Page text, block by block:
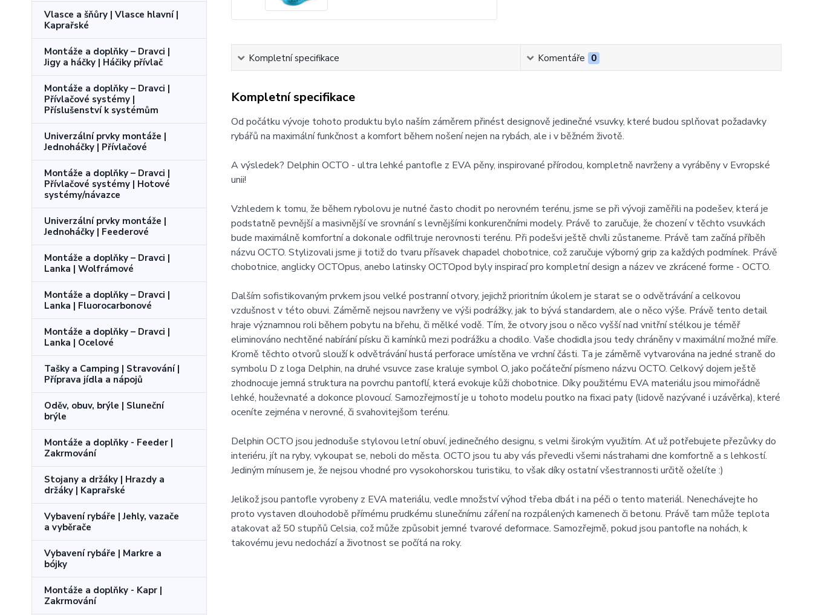
Vlasce a šňůry | Vlasce hlavní |
Kaprařské
Montáže a doplňky – Dravci |
Jigy a háčky | Háčiky přívlač
Montáže a doplňky – Dravci |
Přívlačové systémy |
Příslušenství k systémům
Univerzální prvky montáže |
Jednoháčky | Přívlačové
Montáže a doplňky – Dravci |
Přívlačové systémy | Hotové
systémy/návazce
Univerzální prvky montáže |
Jednoháčky | Feederové
Montáže a doplňky – Dravci |
Lanka | Wolfrámové
Montáže a doplňky – Dravci |
Lanka | Fluorocarbonové
Montáže a doplňky – Dravci |
Lanka | Ocelové
Tašky a Camping | Stravování |
Příprava jídla a nápojů
Oděv, obuv, brýle | Sluneční
brýle
Montáže a doplňky - Feeder |
Zakrmování
Stojany a držáky | Hrazdy a
držáky | Kaprařské
Vybavení rybáře | Jehly, vazače
a vyběrače
Vybavení rybáře | Markre a
bójky
Montáže a doplňky - Kapr |
Zakrmování
Kompletní specifikace Komentáře 0
Kompletní specifikace
Od počátku vývoje tohoto produktu bylo naším záměrem přinést designově jedinečné vsuvky, které budou splňovat požadavky
rybářů na maximální funkčnost a komfort během nošení nejen na rybách, ale i v běžném životě.
A výsledek? Delphin OCTO - ultra lehké pantofle z EVA pěny, inspirované přírodou, kompletně navrženy a vyráběny v Evropské
unii!
Vzhledem k tomu, že během rybolovu je nutné často chodit po nerovném terénu, jsme se při vývoji zaměřili na podešev, která je
podstatně pevnější a masivnější ve srovnání s levnějšími konkurenčními modely. Právě to zaručuje, že chození v těchto vsuvkách
bude maximálně komfortní a dokonale odfiltruje nerovnosti terénu. Při podešvi ještě chvíli zůstaneme. Právě tam začíná příběh
názvu OCTO. Stylizovali jsme ji totiž do tvaru přísavek chapadel chobotnice, což zaručuje výborný grip za každých podmínek. Právě
chobotnice, anglicky OCTOpus, anebo latinsky OCTOpod byly inspirací pro kompletní design a název ve zkrácené forme - OCTO.
Dalším sofistikovaným prvkem jsou velké postranní otvory, jejichž prioritním úkolem je starat se o odvětrávání a celkovou
vzdušnost v této obuvi. Záměrně nejsou navrženy ve výši podrážky, jak to bývá standardem, ale o něco výše. Právě tento detail
hraje významnou roli během pobytu na břehu, či mělké vodě. Tím, že otvory jsou o něco vyšší nad vnitřní stélkou je téměř
eliminováno nechtěné nabírání písku či kamínků mezi podrážku a chodilo. Vaše chodidla jsou tedy chráněny v maximální možné míře.
Kromě těchto otvorů slouží k odvětrávání hustá perforace umístěna ve vrchní části. Ta je záměrně vytvarována na jedné straně do
symbolu D z loga Delphin, na druhé vsuvce zase kraluje symbol O, jako počáteční písmeno názvu OCTO. Celkový dojem ještě
zhodnocuje jemná struktura na povrchu pantoflí, která evokuje kůži chobotnice. Díky použitému EVA materiálu jsou mimořádně
lehké, houževnaté a dokonce plovoucí. Samozřejmostí je u tohoto modelu poutko na fixaci paty (lidově nazývané i uzávěrka), které
oceníte zejména v nerovné, či svahovitejšom terénu.
Delphin OCTO jsou jednoduše stylovou letní obuví, jedinečného designu, s velmi širokým využitím. Ať už potřebujete přezůvky do
interiéru, jít na ryby, vykoupat se, neboli do města. OCTO jsou tu aby vás převedli všemi nástrahami dne komfortně a s lehkostí.
Jediným mínusem je, že nejsou vhodné pro vysokohorskou turistiku, to však díky ostatní všestrannosti určitě oželíte :)
Jelikož jsou pantofle vyrobeny z EVA materiálu, vedle množství výhod třeba dbát i na péči o tento materiál. Nenechávejte ho
proto vystaven dlouhodobě přímému prudkému slunečnímu záření na rozpálených kamenech či betonu. Právě tam může teplota
atakovat až 50 stupňů Celsia, což může způsobit jemné tvarové deformace. Samozřejmě, pokud jsou pantofle na nohách, k
takovému jevu nedochází a životnost se počítá na roky.